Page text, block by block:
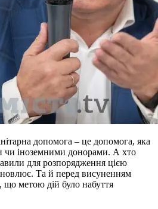
допомога – це допомога, яка
чи іноземними донорами. А хто
для розпорядження цією
Та й перед висуненням
що метою дій було набуття